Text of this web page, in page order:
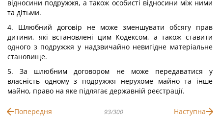
відносини подружжя, а також особисті відносини між ними
та дітьми.
4. Шлюбний договір не може зменшувати обсягу прав
дитини, які встановлені цим Кодексом, а також ставити
одного з подружжя у надзвичайно невигідне матеріальне
становище.
5. За шлюбним договором не може передаватися у
власність одному з подружжя нерухоме майно та інше
майно, право на яке підлягає державній реєстрації.
Попередня 93/300 Наступна